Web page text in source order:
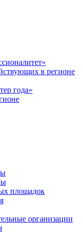
в регионе
года»
площадок
организации